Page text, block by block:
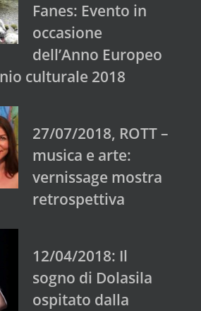
Fanes: Evento in
occasione
dell’Anno Europeo
culturale 2018
27/07/2018, ROTT –
musica e arte:
vernissage mostra
retrospettiva
12/04/2018: Il
sogno di Dolasila
ospitato dalla